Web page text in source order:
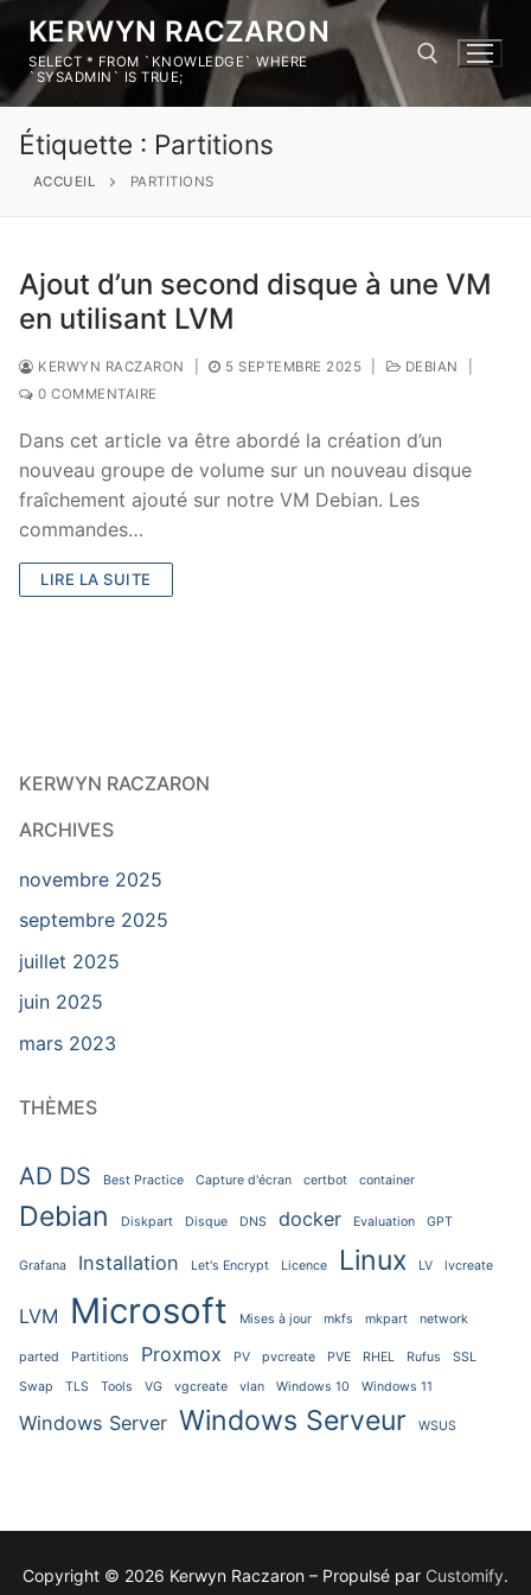
KERWYN RACZARON
SELECT * FROM `KNOWLEDGE` WHERE
`SYSADMIN` IS TRUE;
Étiquette : Partitions
ACCUEIL PARTITIONS
Ajout d’un second disque à une VM
en utilisant LVM
KERWYN RACZARON 5 SEPTEMBRE 2025 DEBIAN
0 COMMENTAIRE
Dans cet article va être abordé la création d’un
nouveau groupe de volume sur un nouveau disque
fraîchement ajouté sur notre VM Debian. Les
commandes…
LIRE LA SUITE
KERWYN RACZARON
ARCHIVES
novembre 2025
septembre 2025
juillet 2025
juin 2025
mars 2023
THÈMES
AD DS Best Practice Capture d'écran certbot container
Debian Diskpart Disque DNS docker Evaluation GPT
Grafana Installation Let's Encrypt Licence Linux LV lvcreate
LVM Microsoft Mises à jour mkfs mkpart network
parted Partitions Proxmox PV pvcreate PVE RHEL Rufus
SSL
Swap
TLS Tools VG vgcreate vlan Windows 10 Windows 11
Windows Server Windows Serveur WSUS
Copyright © 2026 Kerwyn Raczaron – Propulsé par Customify.